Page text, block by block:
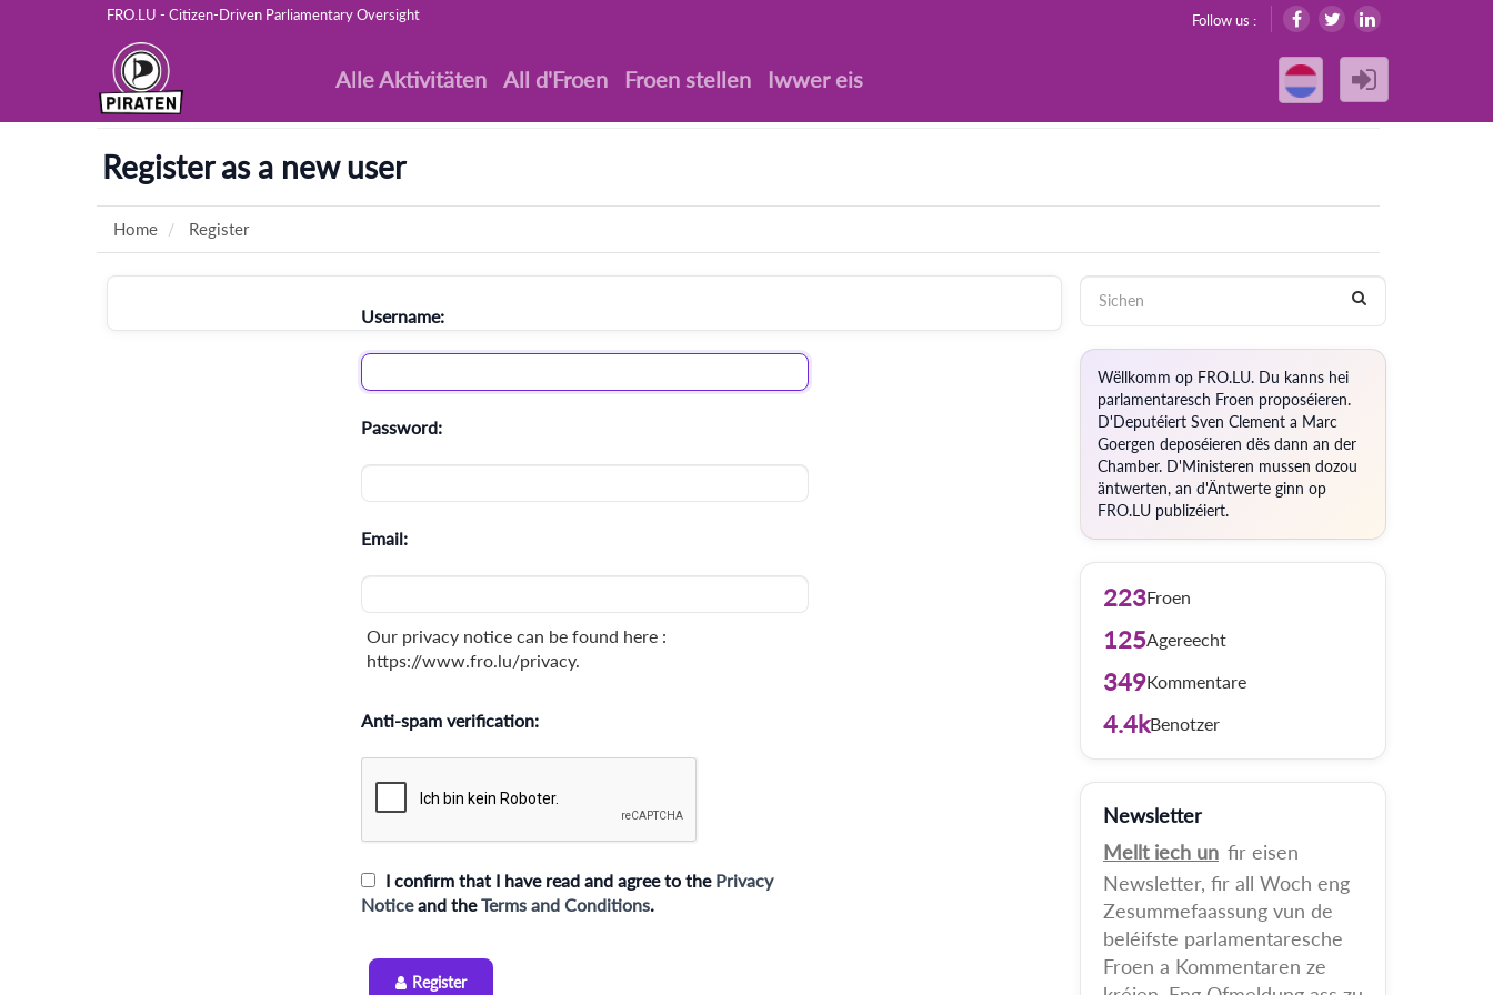
FRO.LU - Citizen-Driven Parliamentary Oversight Follow us :
Alle Aktivitäten All d'Froen Froen stellen Iwwer eis
Register as a new user
Home Register
Username:
Password:
Email:
Our privacy notice can be found here :
https://www.fro.lu/privacy.
Anti-spam verification:
I confirm that I have read and agree to the Privacy
Noticeand theTerms and Conditions.
Register
Wëllkomm op FRO.LU. Du kanns hei
parlamentaresch Froen proposéieren.
D'Deputéiert Sven Clement a Marc
Goergen deposéieren dës dann an der
Chamber. D'Ministeren mussen dozou
äntwerten, an d'Äntwerte ginn op
FRO.LU publizéiert.
223Froen
125Agereecht
349Kommentare
4.4kBenotzer
Newsletter
Mellt iech un fir eisen
Newsletter, fir all Woch eng
Zesummefaassung vun de
beléifste parlamentaresche
Froen a Kommentaren ze